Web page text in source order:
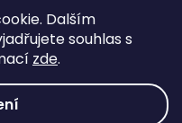
Dalším
souhlas s
zde.